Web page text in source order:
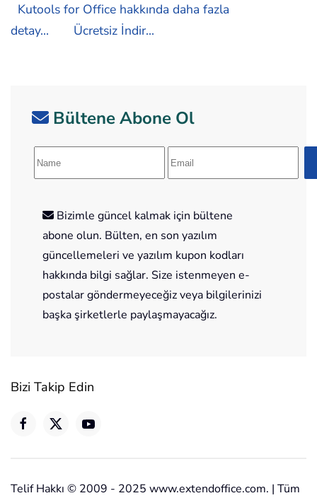
Kutools for Office hakkında daha fazla
detay...
Ücretsiz İndir...
Bültene Abone Ol
Bizimle güncel kalmak için bültene
abone olun. Bülten, en son yazılım
güncellemeleri ve yazılım kupon kodları
hakkında bilgi sağlar. Size istenmeyen e-
postalar göndermeyeceğiz veya bilgilerinizi
başka şirketlerle paylaşmayacağız.
Bizi Takip Edin
Telif Hakkı © 2009 - 2025 www.extendoffice.com. | Tüm